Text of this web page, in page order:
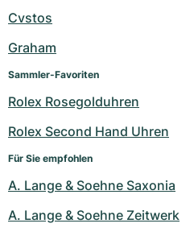
Cvstos
Graham
Sammler-Favoriten
Rolex Rosegolduhren
Rolex Second Hand Uhren
Für Sie empfohlen
A. Lange & Soehne Saxonia
A. Lange & Soehne Zeitwerk